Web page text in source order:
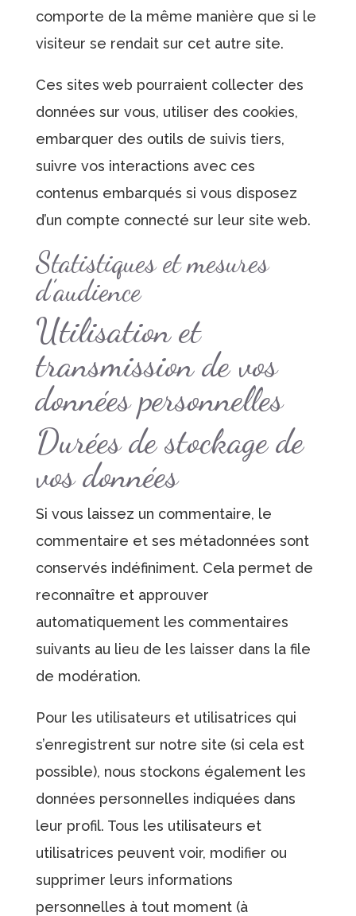
comporte de la même manière que si le
visiteur se rendait sur cet autre site.
Ces sites web pourraient collecter des
données sur vous, utiliser des cookies,
embarquer des outils de suivis tiers,
suivre vos interactions avec ces
contenus embarqués si vous disposez
d’un compte connecté sur leur site web.
Statistiques et mesures
d’audience
Utilisation et
transmission de vos
données personnelles
Durées de stockage de
vos données
Si vous laissez un commentaire, le
commentaire et ses métadonnées sont
conservés indéfiniment. Cela permet de
reconnaître et approuver
automatiquement les commentaires
suivants au lieu de les laisser dans la file
de modération.
Pour les utilisateurs et utilisatrices qui
s’enregistrent sur notre site (si cela est
possible), nous stockons également les
données personnelles indiquées dans
leur profil. Tous les utilisateurs et
utilisatrices peuvent voir, modifier ou
supprimer leurs informations
personnelles à tout moment (à